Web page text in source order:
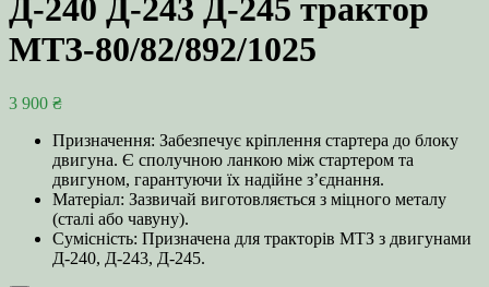
Д-240 Д-243 Д-245 трактор
МТЗ-80/82/892/1025
3 900 ₴
Призначення: Забезпечує кріплення стартера до блоку
двигуна. Є сполучною ланкою між стартером та
двигуном, гарантуючи їх надійне з’єднання.
Матеріал: Зазвичай виготовляється з міцного металу
(сталі або чавуну).
Сумісність: Призначена для тракторів МТЗ з двигунами
Д-240, Д-243, Д-245.